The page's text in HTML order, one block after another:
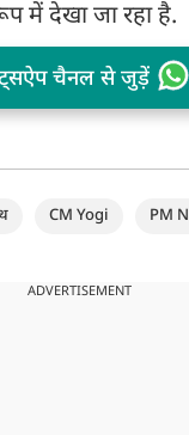
देखा जा रहा है.
चैनल से जुड़ें
CM Yogi
PM
ADVERTISEMENT